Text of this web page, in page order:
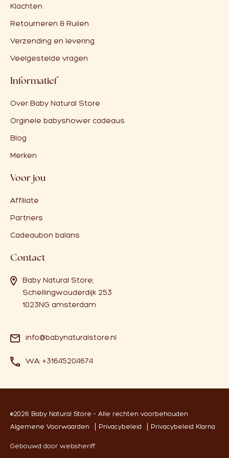
Klachten
Retourneren & Ruilen
Verzending en levering
Veelgestelde vragen
Informatief
Over Baby Natural Store
Orginele babyshower cadeaus
Blog
Merken
Voor jou
Affiliate
Partners
Cadeaubon balans
Contact
Baby Natural Store;
Schellingwouderdijk 253
1023NG amsterdam
info@babynaturalstore.nl
WA: +31645204674
©2026 Baby Natural Store - Alle rechten voorbehouden
Algemene Voorwaarden
Privacybeleid Privacybeleid Klarna
Gebouwd door websheriff